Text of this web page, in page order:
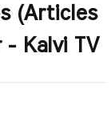
(Articles
Kalvi TV